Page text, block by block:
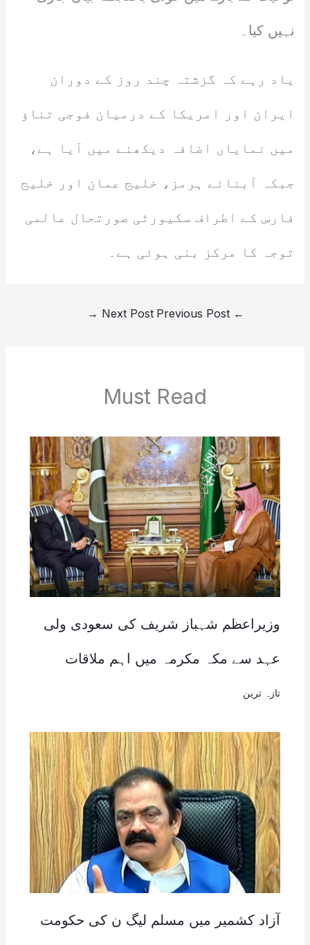
نہیں کیا۔
یاد رہے کہ گزشتہ چند روز کے دوران
ایران اور امریکا کے درمیان فوجی تناؤ
میں نمایاں اضافہ دیکھنے میں آیا ہے،
جبکہ آبنائے ہرمز، خلیج عمان اور خلیج
فارس کے اطراف سکیورٹی صورتحال عالمی
توجہ کا مرکز بنی ہوئی ہے۔
←
Next Post
→
Must Read
وزیراعظم شہباز شریف کی سعودی ولی
عہد سے مکہ مکرمہ میں اہم ملاقات
تازہ ترین
آزاد کشمیر میں مسلم لیگ ن کی حکومت